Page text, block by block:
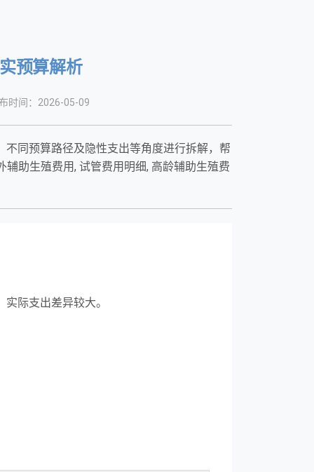
预算解析
时间：2026-05-09
同预算路径及隐性支出等角度进行拆解，帮
助生殖费用, 试管费用明细, 高龄辅助生殖费
际支出差异较大。